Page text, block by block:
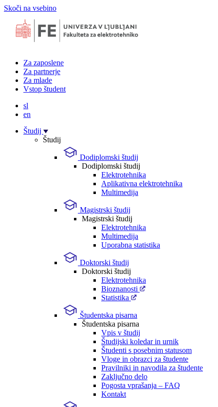
Skoči na vsebino
Za zaposlene
Za partnerje
Za mlade
Vstop študent
sl
en
Študij
Študij
Dodiplomski študij
Dodiplomski študij
Elektrotehnika
Aplikativna elektrotehnika
Multimedija
Magistrski študij
Magistrski študij
Elektrotehnika
Multimedija
Uporabna statistika
Doktorski študij
Doktorski študij
Elektrotehnika
Bioznanosti
Statistika
Študentska pisarna
Študentska pisarna
Vpis v študij
Študijski koledar in urnik
Študenti s posebnim statusom
Vloge in obrazci za študente
Pravilniki in navodila za študente
Zaključno delo
Pogosta vprašanja – FAQ
Kontakt